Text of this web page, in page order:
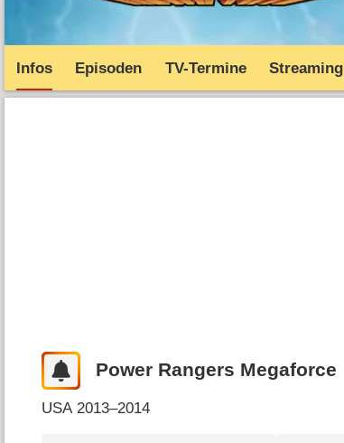
Infos Episoden TV-Termine Streaming
Power Rangers Megaforce
USA 2013–2014